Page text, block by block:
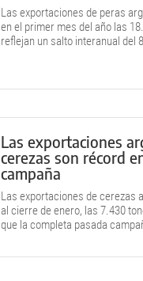
Las exportaciones de peras
en el primer mes del año las
reflejan un salto interanual del
Las exportaciones
cerezas son récord
campaña
Las exportaciones de cerezas
al cierre de enero, las 7.430
que la completa pasada